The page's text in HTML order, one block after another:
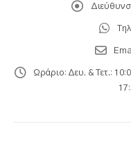
Ωράριο: Δευ. & Τετ.: